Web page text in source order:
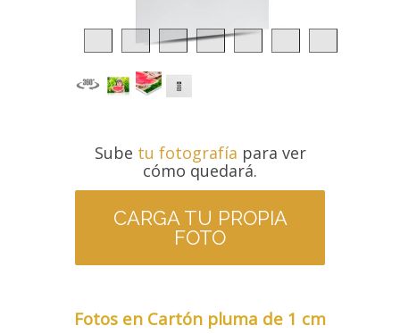
Sube tu fotografía para ver
cómo quedará.
CARGA TU PROPIA
FOTO
Fotos en Cartón pluma de 1 cm